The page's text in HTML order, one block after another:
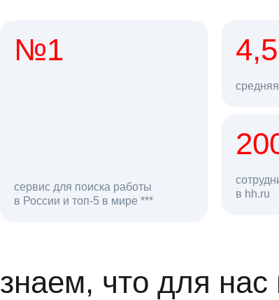
№1
сервис для поиска работы
в России и топ-5 в мире ***
откликов на вакансии
4,5
в hh.ru
знаем, что для нас